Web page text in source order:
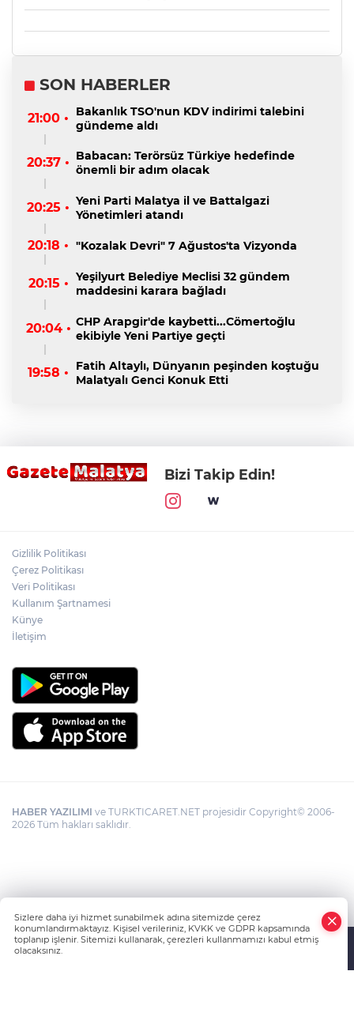
SON HABERLER
21:00 •
Bakanlık TSO'nun KDV indirimi talebini
gündeme aldı
20:37 • Babacan: Terörsüz Türkiye hedefinde
önemli bir adım olacak
20:25 • Yeni Parti Malatya il ve Battalgazi
Yönetimleri atandı
20:18 • "Kozalak Devri" 7 Ağustos'ta Vizyonda
20:15 • Yeşilyurt Belediye Meclisi 32 gündem
maddesini karara bağladı
20:04 • CHP Arapgir'de kaybetti...Cömertoğlu
ekibiyle Yeni Partiye geçti
19:58 •
Fatih Altaylı, Dünyanın peşinden koştuğu
Malatyalı Genci Konuk Etti
Bizi Takip Edin!
Gizlilik Politikası
Çerez Politikası
Veri Politikası
Kullanım Şartnamesi
Künye
İletişim
HABER YAZILIMI ve TURKTICARET.NET projesidir Copyright© 2006-
2026 Tüm hakları saklıdır.
Sizlere daha iyi hizmet sunabilmek adına sitemizde çerez
konumlandırmaktayız. Kişisel verileriniz, KVKK ve GDPR kapsamında
toplanıp işlenir. Sitemizi kullanarak, çerezleri kullanmamızı kabul etmiş
olacaksınız.